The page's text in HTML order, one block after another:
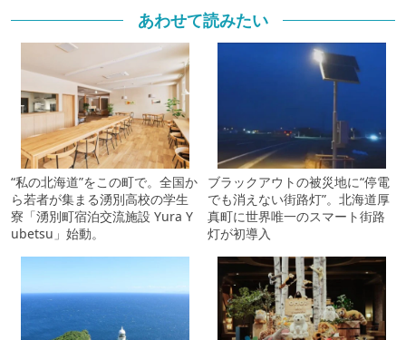
あわせて読みたい
“私の北海道”をこの町で。全国か
ら若者が集まる湧別高校の学生
寮「湧別町宿泊交流施設 Yura Y
ubetsu」始動。
ブラックアウトの被災地に“停電
でも消えない街路灯”。北海道厚
真町に世界唯一のスマート街路
灯が初導入